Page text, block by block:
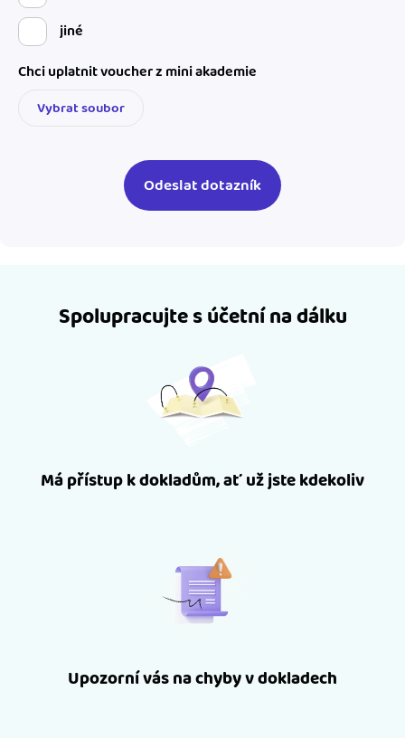
jiné
Chci uplatnit voucher z mini akademie
Vybrat soubor
Spolupracujte s účetní na dálku
Má přístup k dokladům, ať už jste kdekoliv
Upozorní vás na chyby v dokladech